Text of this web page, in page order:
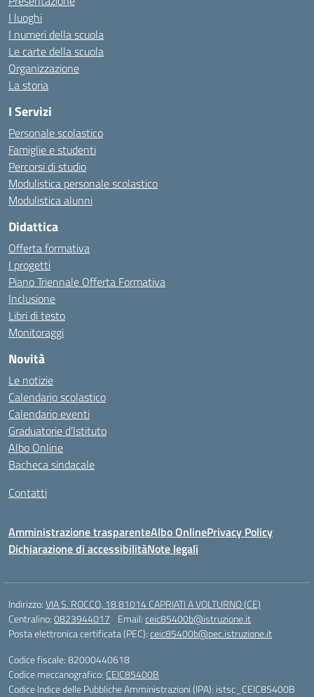
I luoghi
I numeri della scuola
Le carte della scuola
Organizzazione
La storia
I Servizi
Personale scolastico
Famiglie e studenti
Percorsi di studio
Modulistica personale scolastico
Modulistica alunni
Didattica
Offerta formativa
I progetti
Piano Triennale Offerta Formativa
Inclusione
Libri di testo
Monitoraggi
Novità
Le notizie
Calendario scolastico
Calendario eventi
Graduatorie d’Istituto
Albo Online
Bacheca sindacale
Contatti
Amministrazione trasparenteAlbo OnlinePrivacy Policy
Dichiarazione di accessibilitàNote legali
Indirizzo:VIA S. ROCCO, 18 81014 CAPRIATI A VOLTURNO (CE)
Centralino:0823944017 Email:ceic85400b@istruzione.it
Posta elettronica certificata (PEC):ceic85400b@pec.istruzione.it
Codice fiscale: 82000440618
Codice meccanografico: CEIC85400B
Codice Indice delle Pubbliche Amministrazioni (IPA): istsc_CEIC85400B